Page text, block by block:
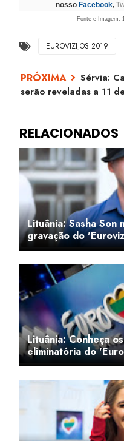
nosso Facebook,
Fonte e Imagem:
EUROVIZIJOS 2019
Sérvia:
serão reveladas a 11
Lituânia: Sasha
gravação do
Lituânia: Conheça
eliminatória do